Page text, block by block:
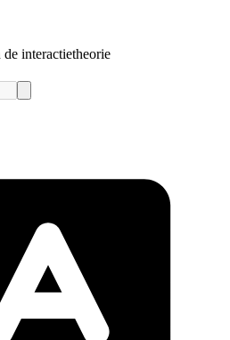
interactietheorie